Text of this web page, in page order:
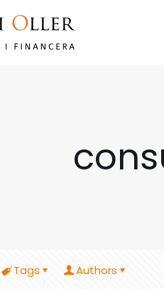
Tags Authors